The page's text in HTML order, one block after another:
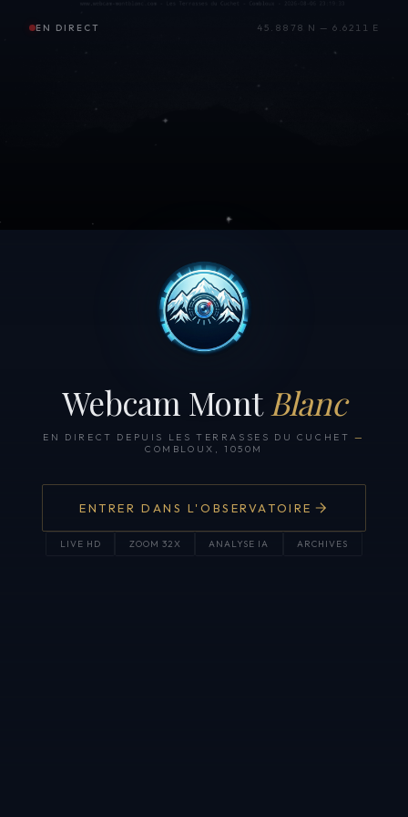
EN DIRECT 45.8878 N — 6.6211 E
Webcam Mont Blanc
EN DIRECT DEPUIS LES TERRASSES DU CUCHET —
COMBLOUX, 1050M
ENTRER DANS L'OBSERVATOIRE
LIVE HD ZOOM 32X ANALYSE IA ARCHIVES